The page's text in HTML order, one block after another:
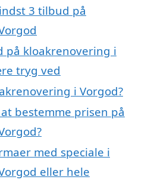
3 tilbud på
på kloakrenovering i
tryg ved
i Vorgod?
bestemme prisen på
med speciale i
eller hele